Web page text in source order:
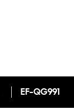
EF-QG991